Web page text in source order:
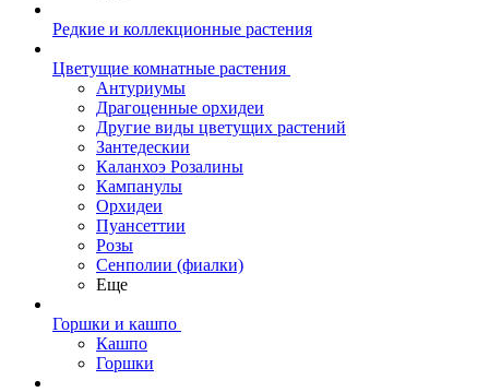
Редкие и коллекционные растения
Цветущие комнатные растения
Антуриумы
Драгоценные орхидеи
Другие виды цветущих растений
Зантедескии
Каланхоэ Розалины
Кампанулы
Орхидеи
Пуансеттии
Розы
Сенполии (фиалки)
Еще
Горшки и кашпо
Кашпо
Горшки